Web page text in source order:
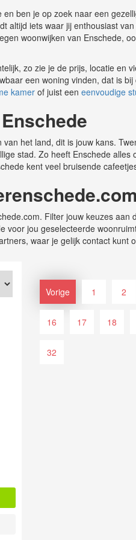
ben je op zoek naar een
altijd iets waar jij enthousiast
woonwijken van Enschede,
zo zie je de prijs, locatie en
een woning vinden, dat is
kamerof juist een eenvoudige
het land, dit is jouw kans.
stad. Zo heeft Enschede
kent veel bruisende
Filter jouw keuzes
voor jou geselecteerde
waar je gelijk contact
Vorige 1 2
16 17 18
32